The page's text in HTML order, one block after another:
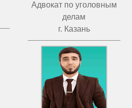
Адвокат по уголовным
делам
г. Казань